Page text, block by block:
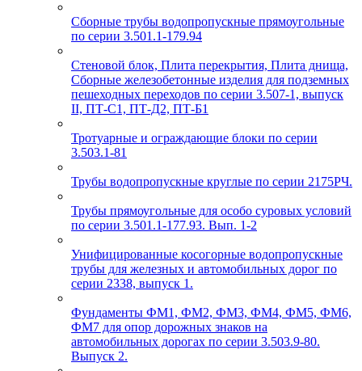
Сборные трубы водопропускные прямоугольные
по серии 3.501.1-179.94
Стеновой блок, Плита перекрытия, Плита днища,
Сборные железобетонные изделия для подземных
пешеходных переходов по серии 3.507-1, выпуск
II, ПТ-С1, ПТ-Д2, ПТ-Б1
Тротуарные и ограждающие блоки по серии
3.503.1-81
Трубы водопропускные круглые по серии 2175РЧ.
Трубы прямоугольные для особо суровых условий
по серии 3.501.1-177.93. Вып. 1-2
Унифицированные косогорные водопропускные
трубы для железных и автомобильных дорог по
серии 2338, выпуск 1.
Фундаменты ФМ1, ФМ2, ФМ3, ФМ4, ФМ5, ФМ6,
ФМ7 для опор дорожных знаков на
автомобильных дорогах по серии 3.503.9-80.
Выпуск 2.